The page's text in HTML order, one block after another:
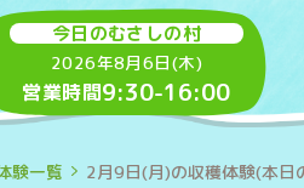
今日のむさしの村
2026年8月6日(木)
営業時間9:30-16:00
験一覧 2月9日(月)の収穫体験(本日